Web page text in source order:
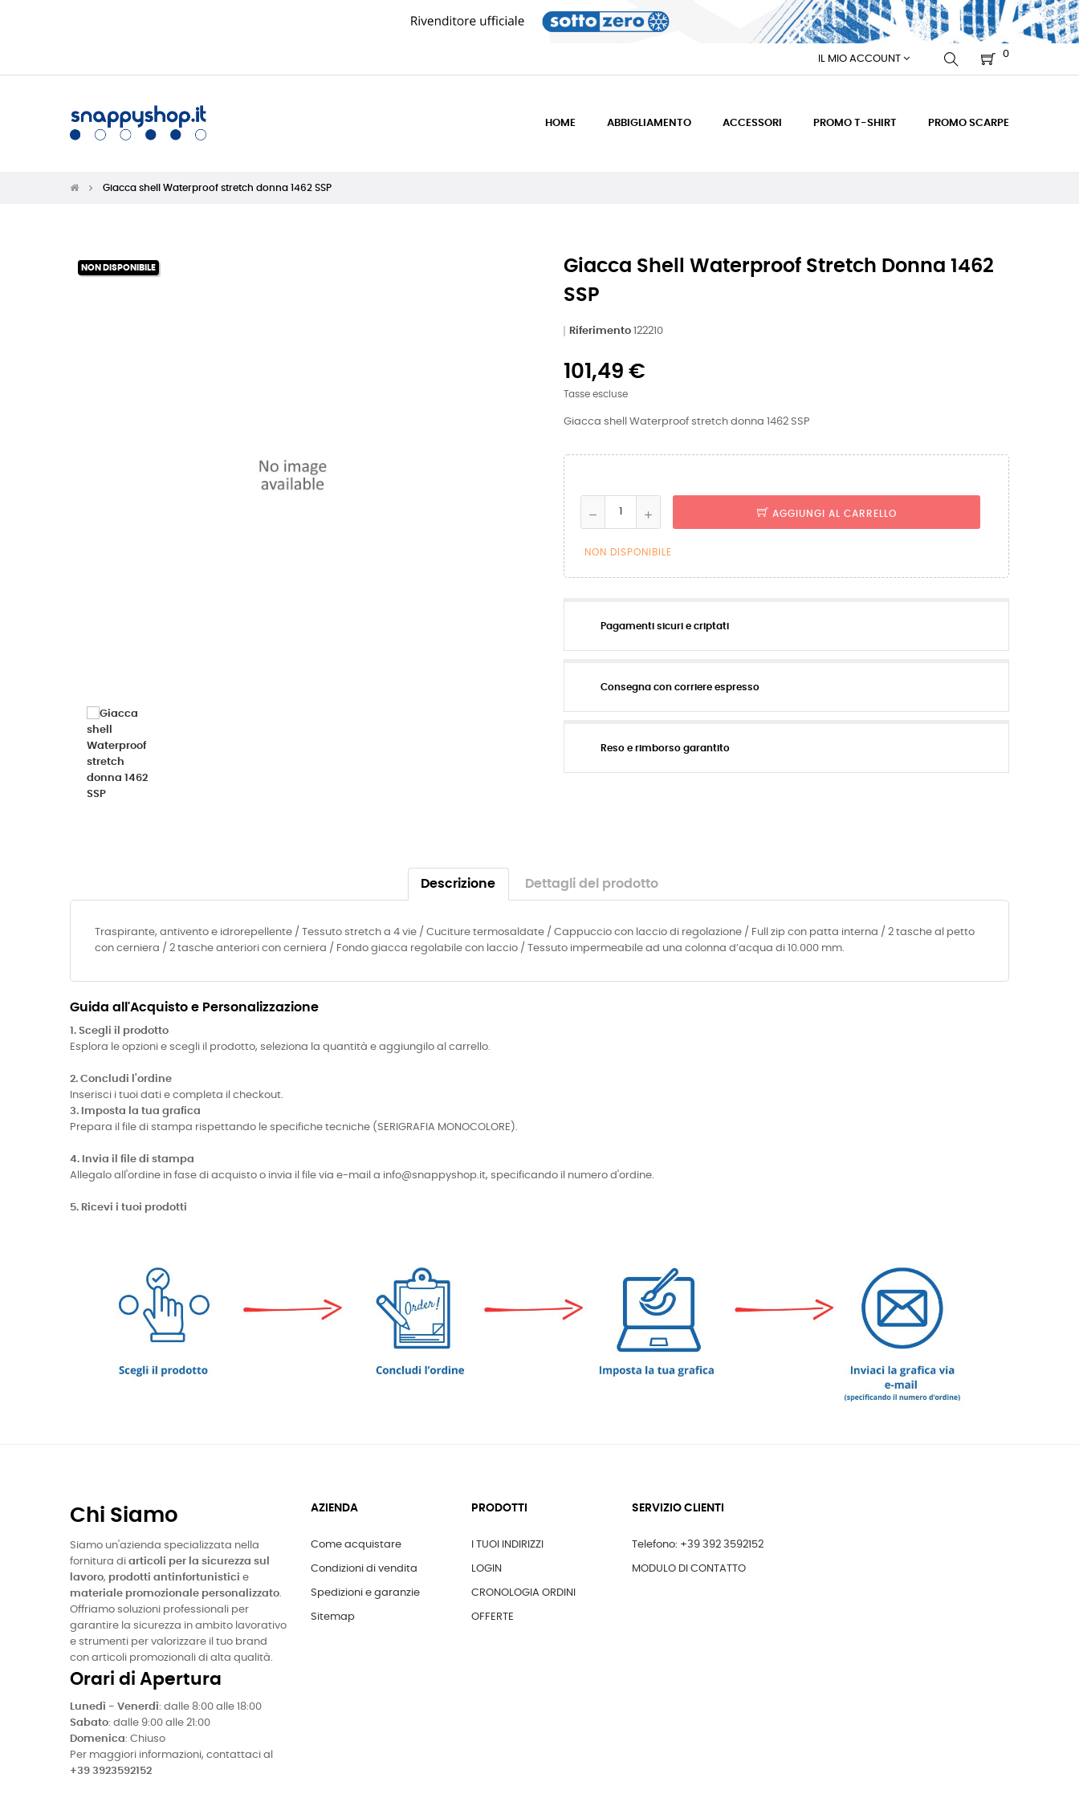
IL MIO ACCOUNT 0
HOME ABBIGLIAMENTO ACCESSORI PROMO T-SHIRT PROMO SCARPE
Giacca shell Waterproof stretch donna 1462 SSP
NON DISPONIBILE
Giacca Shell Waterproof Stretch Donna 1462
SSP
Riferimento 122210
101,49 €
Tasse escluse
Giacca shell Waterproof stretch donna 1462 SSP
AGGIUNGI AL CARRELLO
NON DISPONIBILE
Pagamenti sicuri e criptati
Consegna con corriere espresso
Reso e rimborso garantito
Descrizione Dettagli del prodotto
Traspirante, antivento e idrorepellente / Tessuto stretch a 4 vie / Cuciture termosaldate / Cappuccio con laccio di regolazione / Full zip con patta interna / 2 tasche al petto
con cerniera / 2 tasche anteriori con cerniera / Fondo giacca regolabile con laccio / Tessuto impermeabile ad una colonna d’acqua di 10.000 mm.
Guida all'Acquisto e Personalizzazione
1. Scegli il prodotto
Esplora le opzioni e scegli il prodotto, seleziona la quantità e aggiungilo al carrello.
2. Concludi l'ordine
Inserisci i tuoi dati e completa il checkout.
3. Imposta la tua grafica
Prepara il file di stampa rispettando le specifiche tecniche (SERIGRAFIA MONOCOLORE).
4. Invia il file di stampa
Allegalo all'ordine in fase di acquisto o invia il file via e-mail a info@snappyshop.it, specificando il numero d'ordine.
5. Ricevi i tuoi prodotti
Chi Siamo
Siamo un'azienda specializzata nella
fornitura di articoli per la sicurezza sul
lavoro, prodotti antinfortunistici e
materiale promozionale personalizzato.
Offriamo soluzioni professionali per
garantire la sicurezza in ambito lavorativo
e strumenti per valorizzare il tuo brand
con articoli promozionali di alta qualità.
Orari di Apertura
Lunedì - Venerdì: dalle 8:00 alle 18:00
Sabato: dalle 9:00 alle 21:00
Domenica: Chiuso
Per maggiori informazioni, contattaci al
+39 3923592152
AZIENDA
Come acquistare
Condizioni di vendita
Spedizioni e garanzie
Sitemap
PRODOTTI
I TUOI INDIRIZZI
LOGIN
CRONOLOGIA ORDINI
OFFERTE
SERVIZIO CLIENTI
Telefono: +39 392 3592152
MODULO DI CONTATTO